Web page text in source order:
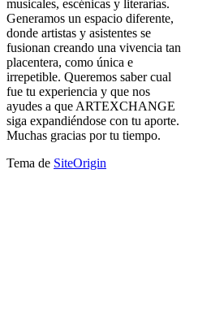
musicales, escénicas y literarias.
Generamos un espacio diferente,
donde artistas y asistentes se
fusionan creando una vivencia tan
placentera, como única e
irrepetible. Queremos saber cual
fue tu experiencia y que nos
ayudes a que ARTEXCHANGE
siga expandiéndose con tu aporte.
Muchas gracias por tu tiempo.
Tema de SiteOrigin